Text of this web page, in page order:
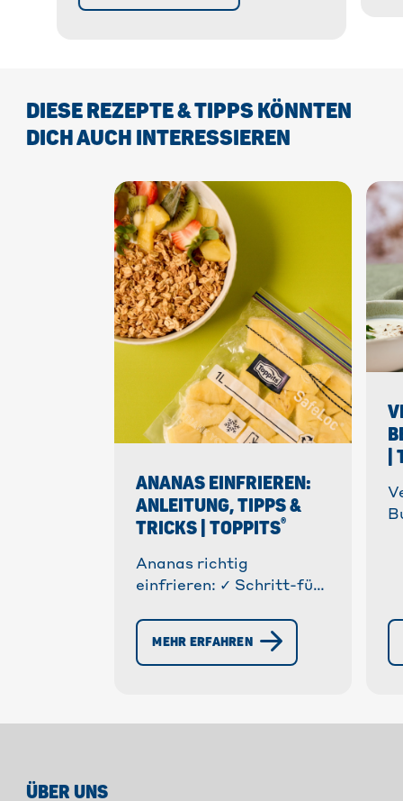
DIESE REZEPTE & TIPPS KÖNNTEN
DICH AUCH INTERESSIEREN
ANANAS EINFRIEREN:
ANLEITUNG, TIPPS &
TRICKS | TOPPITS®
Ananas richtig
einfrieren: ✓ Schritt-für-
Tipps zur Vorbereitung &
Haltbarkeit. » So bleibt
MEHR ERFAHREN
ÜBER UNS